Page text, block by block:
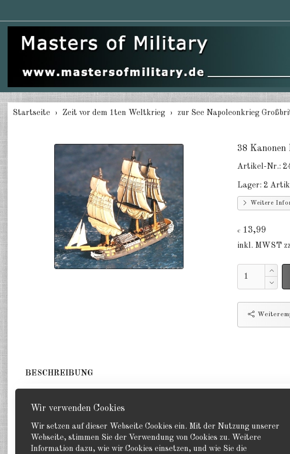
Wir verwenden Cookies
Wir setzen auf dieser Webseite Cookies ein. Mit der Nutzung unserer
Webseite, stimmen Sie der Verwendung von Cookies zu. Weitere
Information dazu, wie wir Cookies einsetzen, und wie Sie die
Startseite Zeit vor dem 1ten Weltkrieg zur See Napoleonkrieg
38
Artikel-Nr.:
Lager: 2
Weitere
€ 13,99
inkl. MWST
BESCHREIBUNG